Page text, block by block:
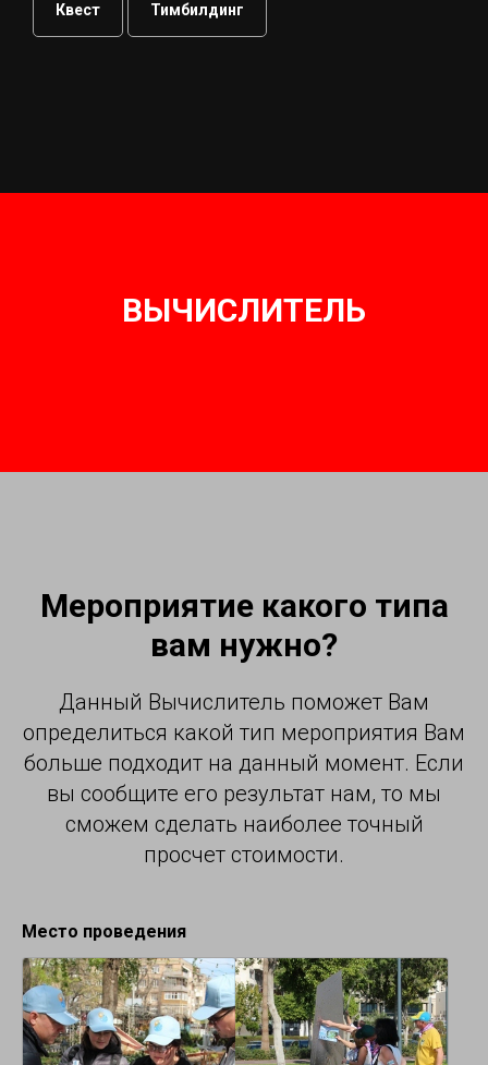
Квест Тимбилдинг
ВЫЧИСЛИТЕЛЬ
Мероприятие какого типа
вам нужно?
Данный Вычислитель поможет Вам
определиться какой тип мероприятия Вам
больше подходит на данный момент. Если
вы сообщите его результат нам, то мы
сможем сделать наиболее точный
просчет стоимости.
Место проведения